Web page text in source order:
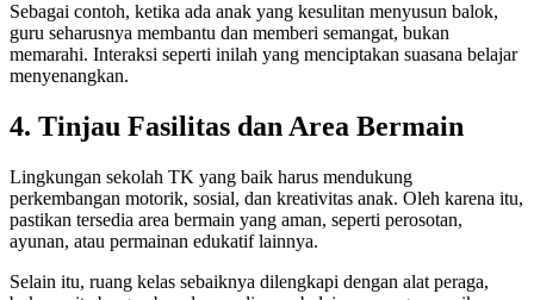
Sebagai contoh, ketika ada anak yang kesulitan menyusun balok,
guru seharusnya membantu dan memberi semangat, bukan
memarahi. Interaksi seperti inilah yang menciptakan suasana belajar
menyenangkan.
4. Tinjau Fasilitas dan Area Bermain
Lingkungan sekolah TK yang baik harus mendukung
perkembangan motorik, sosial, dan kreativitas anak. Oleh karena itu,
pastikan tersedia area bermain yang aman, seperti perosotan,
ayunan, atau permainan edukatif lainnya.
Selain itu, ruang kelas sebaiknya dilengkapi dengan alat peraga,